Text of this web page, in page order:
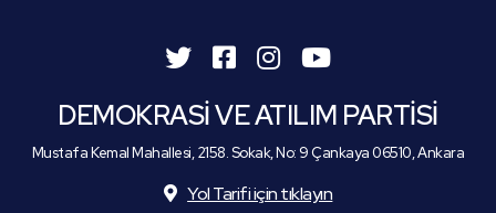
DEMOKRASİ VE ATILIM PARTİSİ
Mustafa Kemal Mahallesi, 2158. Sokak, No: 9 Çankaya 06510, Ankara
Yol Tarifi için tıklayın